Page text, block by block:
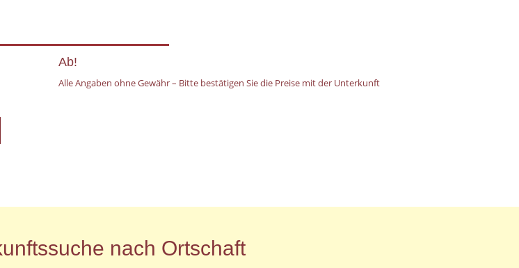
Ab!
Alle Angaben ohne Gewähr – Bitte bestätigen Sie die Preise mit der Unterkunft
nach Ortschaft